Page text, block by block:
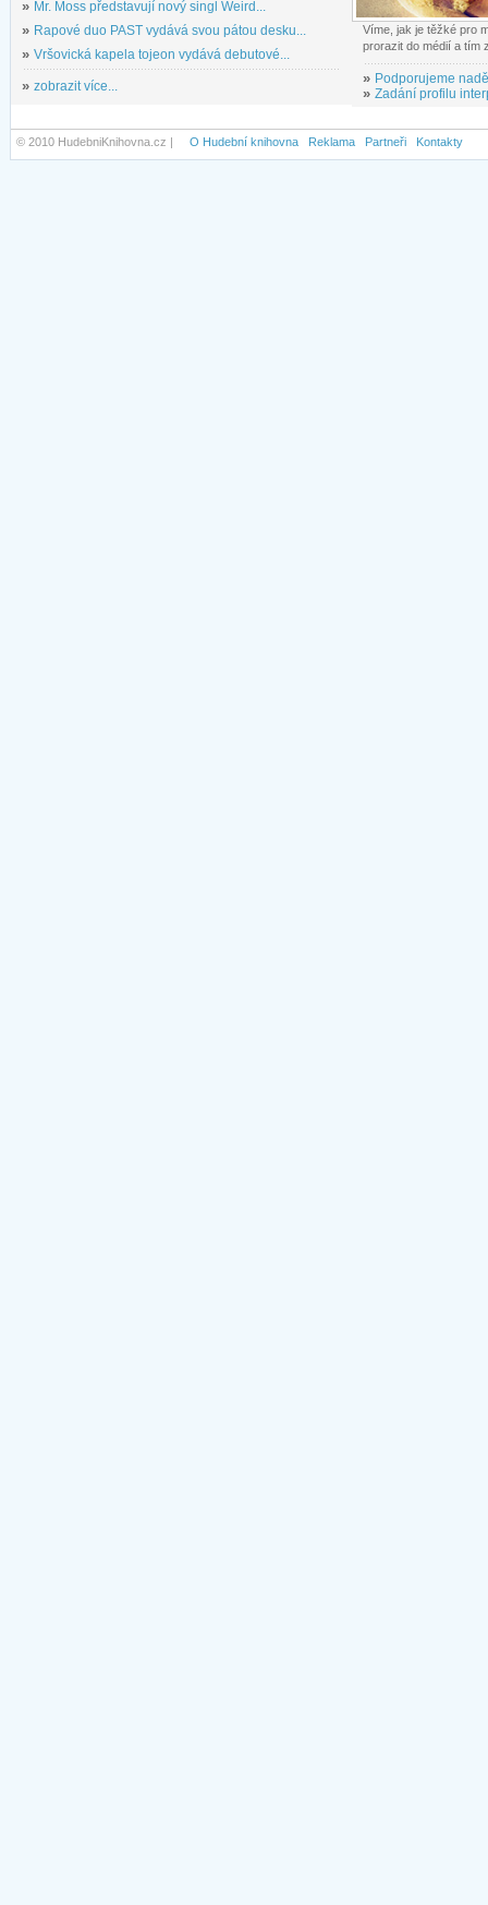
» Mr. Moss představují nový singl Weird...
» Rapové duo PAST vydává svou pátou desku...
» Vršovická kapela tojeon vydává debutové...
» zobrazit více...
Víme, jak je těžké pro
prorazit do médií a tím
» Podporujeme
» Zadání profilu
© 2010 HudebniKnihovna.cz | O Hudební knihovna Reklama Partneři Kontakty